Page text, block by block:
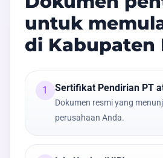
untuk
di Kabupaten
1 Sertifikat Pendirian PT
Dokumen resmi yang
perusahaan Anda.